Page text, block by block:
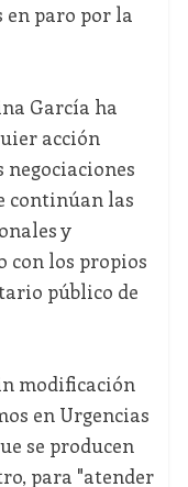
en paro por la
García ha
acción
continúan las
y
con los propios
público de
modificación
en Urgencias
se producen
para "atender